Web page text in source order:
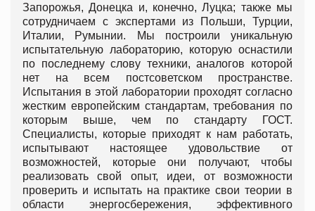
Запорожья, Донецка и, конечно, Луцка; также мы
сотрудничаем с экспертами из Польши, Турции,
Италии, Румынии. Мы построили уникальную
испытательную лабораторию, которую оснастили
по последнему слову техники, аналогов которой
нет на всем постсоветском пространстве.
Испытания в этой лаборатории проходят согласно
жестким европейским стандартам, требования по
которым выше, чем по стандарту ГОСТ.
Специалисты, которые приходят к нам работать,
испытывают настоящее удовольствие от
возможностей, которые они получают, чтобы
реализовать свой опыт, идеи, от возможности
проверить и испытать на практике свои теории в
области энергосбережения, эффективного